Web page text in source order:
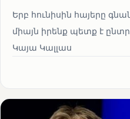
Երբ հունիսին հայերը
միայն իրենք պետք է
Կայա Կալլաս